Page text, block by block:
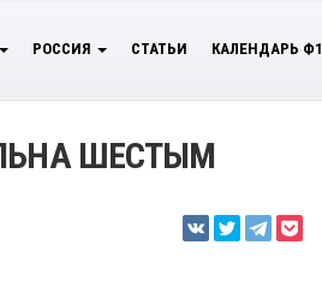
РОССИЯ СТАТЬИ КАЛЕНДАРЬ Ф1
ШЕСТЫМ